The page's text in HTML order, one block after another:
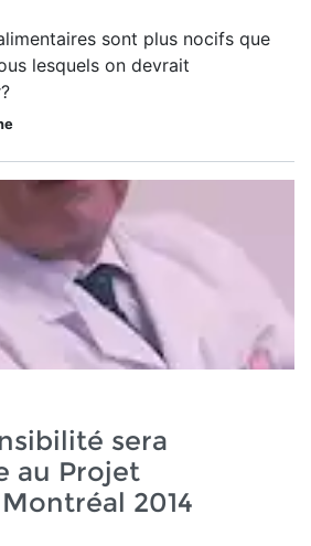
sont plus nocifs que
lesquels on devrait
sera
au Projet
2014